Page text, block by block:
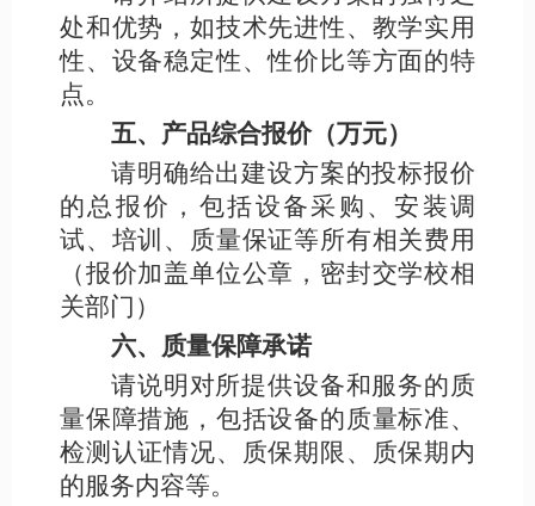
处和优势，如技术先进性、教学实用
性、设备稳定性、性价比等方面的特
点。
五、产品综合报价（万元）
请明确给出建设方案的投标报价
的总报价，包括设备采购、安装调
试、培训、质量保证等所有相关费用
（报价加盖单位公章，密封交学校相
关部门）
六、质量保障承诺
请说明对所提供设备和服务的质
量保障措施，包括设备的质量标准、
检测认证情况、质保期限、质保期内
的服务内容等。